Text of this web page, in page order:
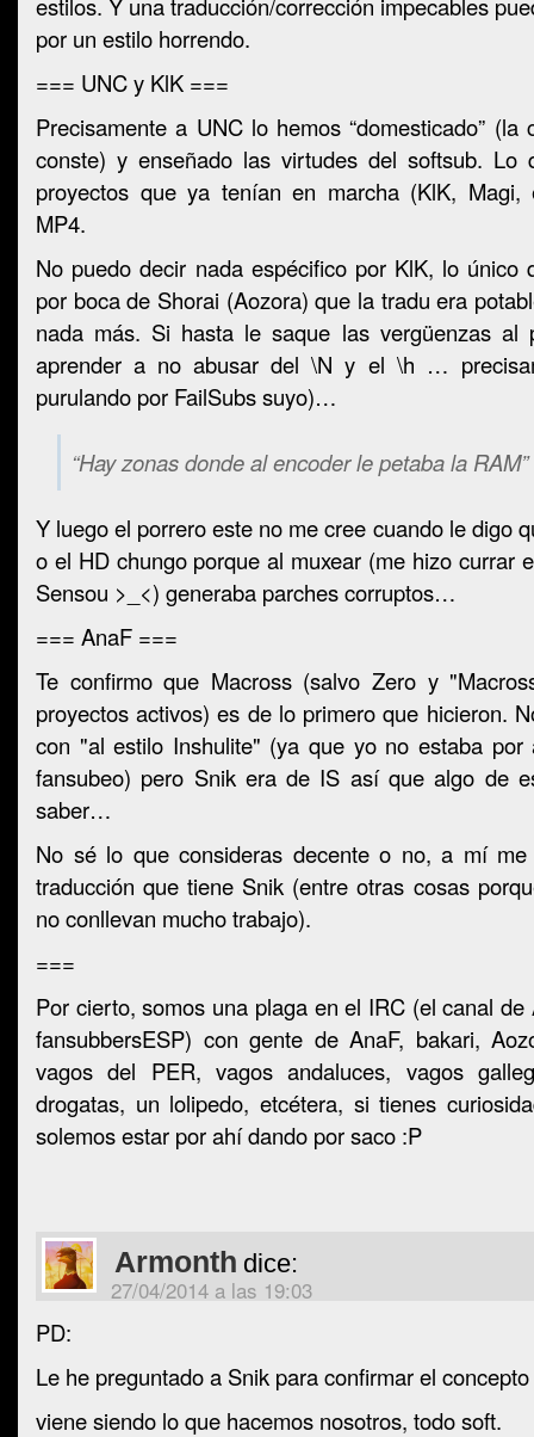
por un estilo horrendo.
=== UNC y KlK ===
Precisamente a UNC lo hemos “domesticado”
conste) y enseñado las virtudes del softsub. Lo
proyectos que ya tenían en marcha (KlK, Magi,
MP4.
No puedo decir nada espécifico por KlK, lo único
por boca de Shorai (Aozora) que la tradu era
nada más. Si hasta le saque las vergüenzas al
aprender a no abusar del \N y el \h …
purulando por FailSubs suyo)…
“Hay zonas donde al encoder le petaba la RAM”
Y luego el porrero este no me cree cuando le digo
o el HD chungo porque al muxear (me hizo currar
Sensou >_<) generaba parches corruptos…
=== AnaF ===
Te confirmo que Macross (salvo Zero y
proyectos activos) es de lo primero que hicieron.
con "al estilo Inshulite" (ya que yo no estaba por
fansubeo) pero Snik era de IS así que algo de
saber…
No sé lo que consideras decente o no, a mí
traducción que tiene Snik (entre otras cosas
no conllevan mucho trabajo).
===
Por cierto, somos una plaga en el IRC (el canal
fansubbersESP) con gente de AnaF, bakari,
vagos del PER, vagos andaluces, vagos
drogatas, un lolipedo, etcétera, si tienes
solemos estar por ahí dando por saco :P
Armonth dice:
27/04/2014 a las 19:03
PD:
Le he preguntado a Snik para confirmar el concepto
viene siendo lo que hacemos nosotros, todo soft.